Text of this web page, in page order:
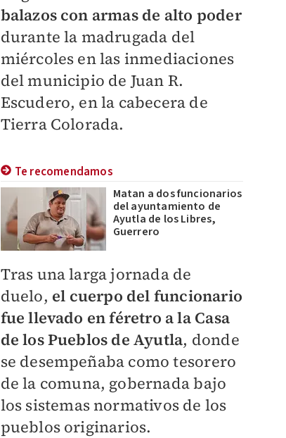
balazos con armas de alto poder
durante la madrugada del
miércoles en las inmediaciones
del municipio de Juan R.
Escudero, en la cabecera de
Tierra Colorada.
Te recomendamos
Matan a dos funcionarios
del ayuntamiento de
Ayutla de los Libres,
Guerrero
Tras una larga jornada de
duelo, el cuerpo del funcionario
fue llevado en féretro a la Casa
de los Pueblos de Ayutla, donde
se desempeñaba como tesorero
de la comuna, gobernada bajo
los sistemas normativos de los
pueblos originarios.